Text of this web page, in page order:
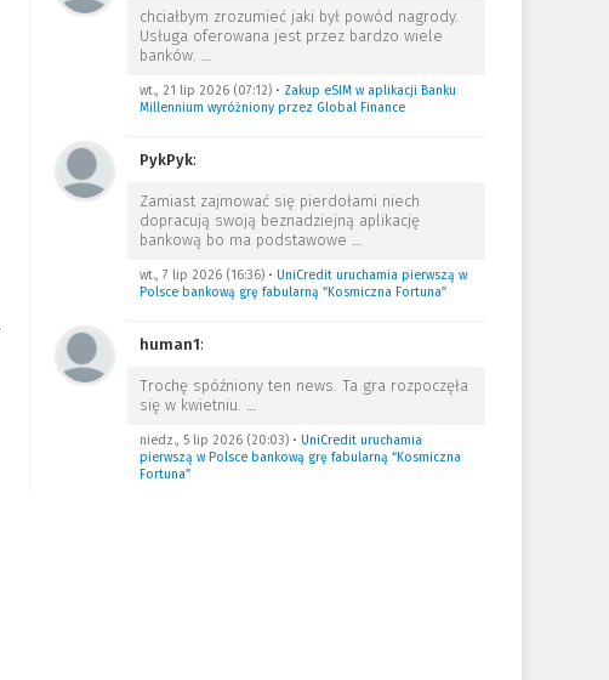
chciałbym zrozumieć jaki był powód nagrody.
Usługa oferowana jest przez bardzo wiele
banków. …
wt., 21 lip 2026 (07:12)• Zakup eSIM w aplikacji Banku
Millennium wyróżniony przez Global Finance
PykPyk:
Zamiast zajmować się pierdołami niech
dopracują swoją beznadziejną aplikację
bankową bo ma podstawowe …
wt., 7 lip 2026 (16:36)• UniCredit uruchamia pierwszą w
Polsce bankową grę fabularną “Kosmiczna Fortuna”
human1:
Trochę spóźniony ten news. Ta gra rozpoczęła
się w kwietniu. …
niedz., 5 lip 2026 (20:03)• UniCredit uruchamia
pierwszą w Polsce bankową grę fabularną “Kosmiczna
Fortuna”